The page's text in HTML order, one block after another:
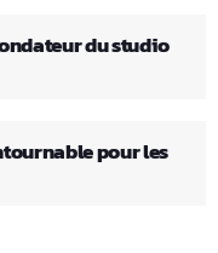
du studio
pour les